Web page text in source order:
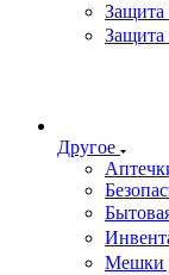
Защита
Защита
Другое
Мешки